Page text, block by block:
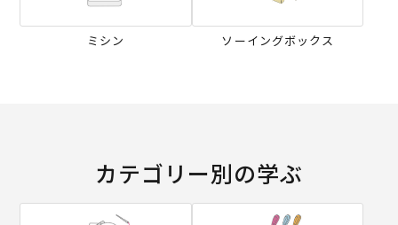
ミシン ソーイングボックス
カテゴリー別の学ぶ